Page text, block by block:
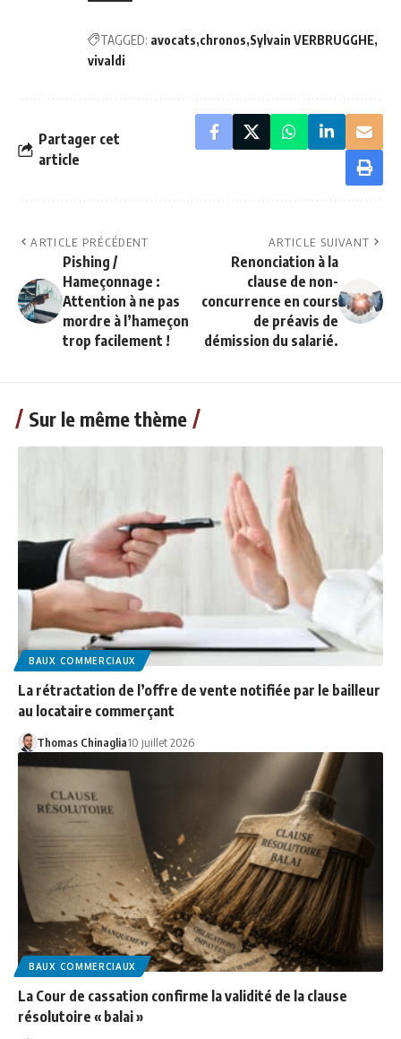
TAGGED: avocats chronos Sylvain VERBRUGGHE
vivaldi
Partager cet
article
ARTICLE PRÉCÉDENT
Pishing /
Hameçonnage :
Attention à ne pas
mordre à l’hameçon
trop facilement !
ARTICLE SUIVANT
Renonciation à la
clause de non-
concurrence en cours
de préavis de
démission du salarié.
Sur le même thème
BAUX COMMERCIAUX
La rétractation de l’offre de vente notifiée par le bailleur
au locataire commerçant
Thomas Chinaglia10 juillet 2026
BAUX COMMERCIAUX
La Cour de cassation confirme la validité de la clause
résolutoire « balai »